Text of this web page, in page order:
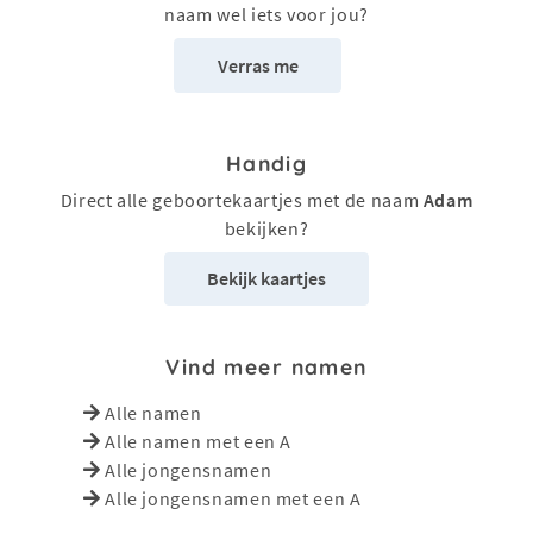
naam wel iets voor jou?
Verras me
Handig
Direct alle geboortekaartjes met de naam Adam
bekijken?
Bekijk kaartjes
Vind meer namen
Alle namen
Alle namen met een A
Alle jongensnamen
Alle jongensnamen met een A